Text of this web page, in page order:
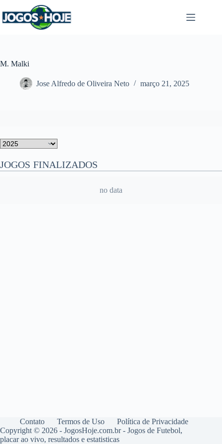
para
o
M. Malki
Jose Alfredo de Oliveira Neto março 21, 2025
JOGOS FINALIZADOS
no data
Contato Termos de Uso
Política de Privacidade
Copyright © 2026 - JogosHoje.com.br - Jogos de Futebol,
placar ao vivo, resultados e estatisticas